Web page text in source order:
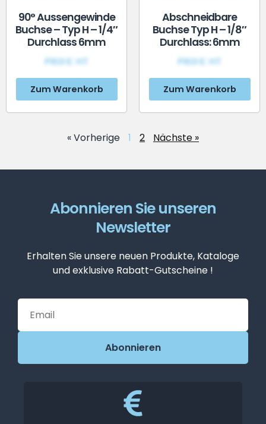
90° Aussengewinde
Buchse – Typ H – 1/4″
Durchlass 6mm
PRIX€ HT
Zum Warenkorb
Abschneidbare
Buchse Typ H – 1/8″
Durchlass: 6mm
PRIX€ HT
Zum Warenkorb
« Vorherige 1 2 Nächste »
Abonnieren Sie unseren
Newsletter
Erhalten Sie unsere neuen Produkte, Kataloge
und exklusive Rabatt-Gutscheine !